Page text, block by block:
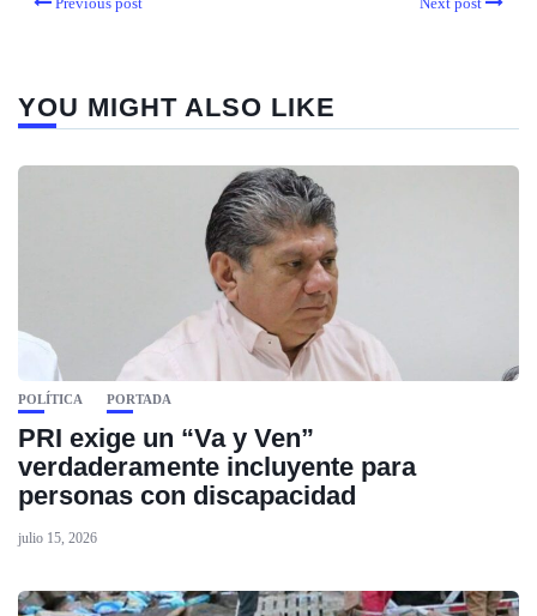
YOU MIGHT ALSO LIKE
POLÍTICA PORTADA
PRI exige un “Va y Ven”
verdaderamente incluyente para
personas con discapacidad
julio 15, 2026